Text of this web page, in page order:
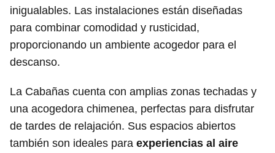
inigualables. Las instalaciones están diseñadas
para combinar comodidad y rusticidad,
proporcionando un ambiente acogedor para el
descanso.
La Cabañas cuenta con amplias zonas techadas y
una acogedora chimenea, perfectas para disfrutar
de tardes de relajación. Sus espacios abiertos
también son ideales para experiencias al aire